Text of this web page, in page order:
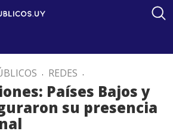
. REDES .
Países Bajos y
su presencia